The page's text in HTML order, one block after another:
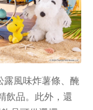
露風味炸薯條、 醃
飲品。此外，還